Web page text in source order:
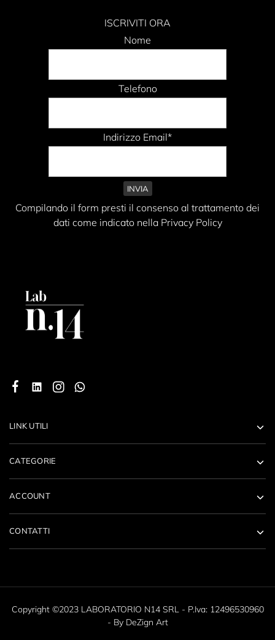
ISCRIVITI ORA
Nome
Telefono
Indirizzo Email*
Compilando il form presti il consenso al trattamento dei
dati come indicato nella Privacy Policy
LINK UTILI
CATEGORIE
ACCOUNT
CONTATTI
Copyright ©2023 LABORATORIO N14 SRL - P.Iva: 12496530960
- By DeZign Art